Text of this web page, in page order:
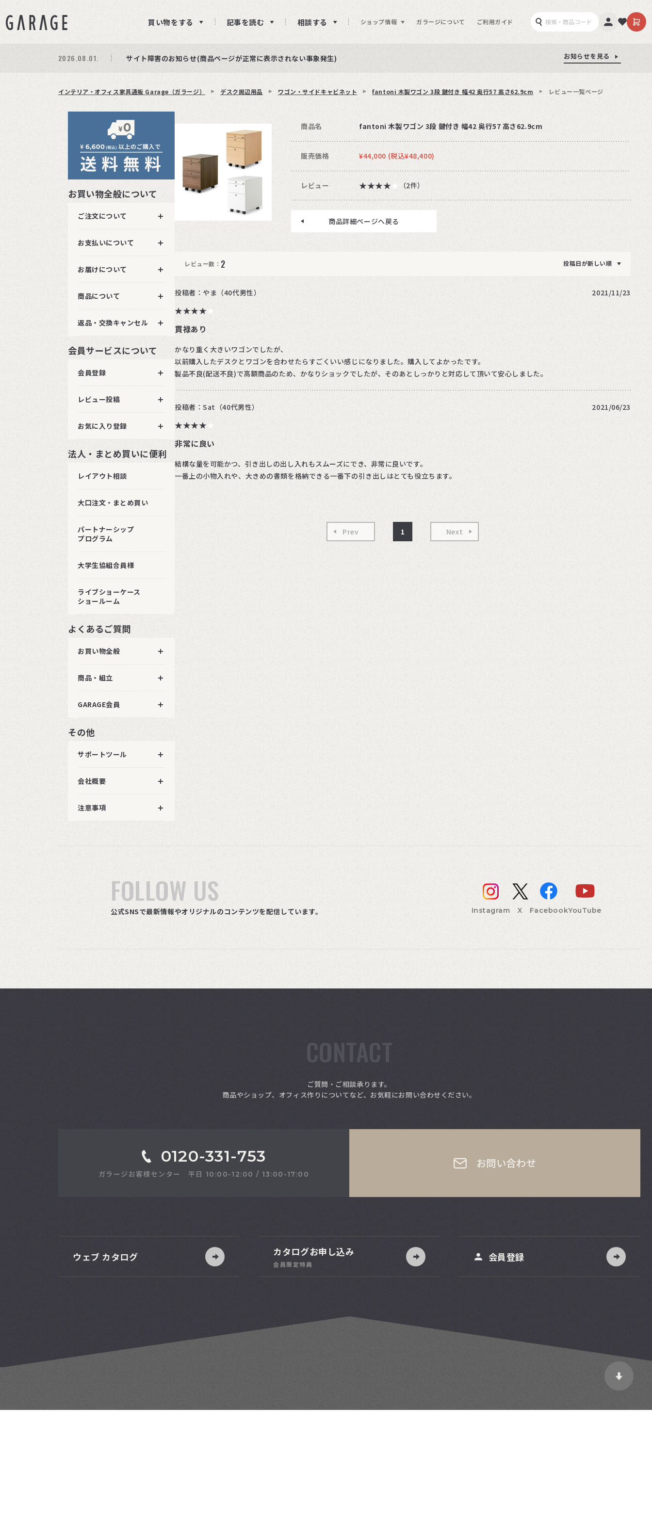
買い物をする 記事を読む 相談する ショップ情報 ガラージについて ご利用ガイド
期間限定プレゼント│レビュー投稿をお待ちしております お知らせを見る
商品ページ障害復旧のお知らせ お知らせを見る
2026.08.01. サイト障害のお知らせ(商品ページが正常に表示されない事象発生) お知らせを見る
インテリア・オフィス家具通販 Garage（ガラージ） デスク周辺用品 ワゴン・サイドキャビネット fantoni 木製ワゴン 3段 鍵付き 幅42 奥行57 高さ62.9cm レビュー一覧ページ
お買い物全般について
ご注文について
お支払いについて
お届けについて
商品について
返品・交換キャンセル
会員サービスについて
会員登録
レビュー投稿
お気に入り登録
法人・まとめ買いに便利
レイアウト相談
大口注文・まとめ買い
パートナーシップ
プログラム
大学生協組合員様
ライブショーケース
ショールーム
よくあるご質問
お買い物全般
商品・組立
GARAGE会員
その他
サポートツール
会社概要
注意事項
商品名 fantoni 木製ワゴン 3段 鍵付き 幅42 奥行57 高さ62.9cm
販売価格 ¥44,000 (税込¥48,400)
レビュー ★★★★★
★★★★ （2件）
商品詳細ページへ戻る
レビュー数： 2 投稿日が新しい順
投稿者：やま（40代男性） 2021/11/23
★★★★★
★★★★
貫禄あり
かなり重く大きいワゴンでしたが、
以前購入したデスクとワゴンを合わせたらすごくいい感じになりました。購入してよかったです。
製品不良(配送不良)で高額商品のため、かなりショックでしたが、そのあとしっかりと対応して頂いて安心しました。
投稿者：Sat（40代男性） 2021/06/23
★★★★★
★★★★
非常に良い
結構な量を可能かつ、引き出しの出し入れもスムーズにでき、非常に良いです。
一番上の小物入れや、大きめの書類を格納できる一番下の引き出しはとても役立ちます。
Prev 1 Next
FOLLOW US
公式SNSで最新情報やオリジナルのコンテンツを配信しています。 Instagram X FacebookYouTube
CONTACT
ご質問・ご相談承ります。
商品やショップ、オフィス作りについてなど、お気軽にお問い合わせください。
0120-331-753
ガラージお客様センター 平日 10:00-12:00 / 13:00-17:00
お問い合わせ
ウェブ カタログ カタログお申し込み
会員限定特典
会員登録